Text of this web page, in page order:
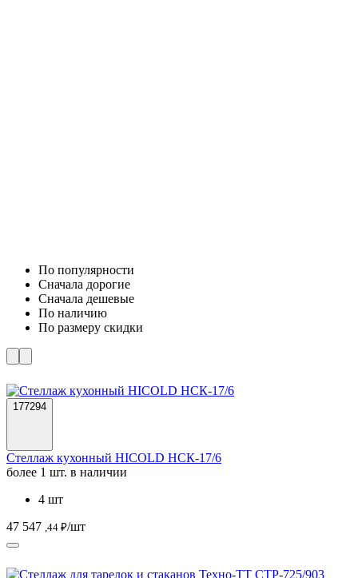
По популярности
Cначала дорогие
Cначала дешевые
По наличию
По размеру скидки
177294
Стеллаж кухонный HICOLD НСК-17/6
более 1 шт. в наличии
4 шт
47 547 ,44 ₽/шт